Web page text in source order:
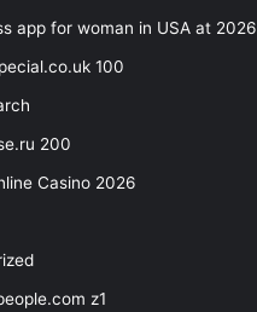
app for woman in USA at 2026
100
200
Casino 2026
z1